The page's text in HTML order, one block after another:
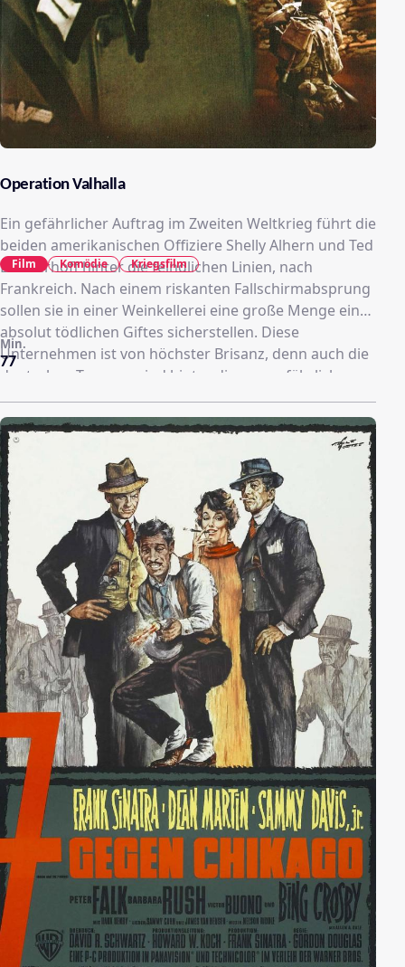
Operation Valhalla
Ein gefährlicher Auftrag im Zweiten Weltkrieg führt die
beiden amerikanischen Offiziere Shelly Alhern und Ted
Brinkerhoff hinter die feindlichen Linien, nach
Frankreich. Nach einem riskanten Fallschirmabsprung
sollen sie in einer Weinkellerei eine große Menge eines
absolut tödlichen Giftes sicherstellen. Diese
Unternehmen ist von höchster Brisanz, denn auch die
deutschen Truppen sind hinter diesem gefährlichen
Stoff her. Einzige Unterstützung finden die beiden in
einer Zigeunerfamilie, die jeden Schlupfwinkel dieser
Gegend kennt. Nach einem abenteuerlichen Einsatz
gelingt es, die Weinkellerei ausfindig zu machen.
Entsetzt müssen sie feststellen das ihnen die Nazis
zuvorgekommen sind……
77
Min.
Film Komödie Kriegsfilm